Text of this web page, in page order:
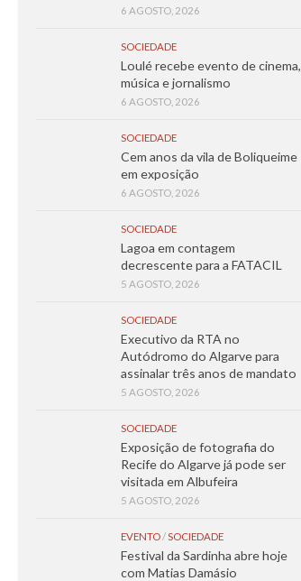
6 AGOSTO, 2026
SOCIEDADE
Loulé recebe evento de cinema,
música e jornalismo
6 AGOSTO, 2026
SOCIEDADE
Cem anos da vila de Boliqueime
em exposição
6 AGOSTO, 2026
SOCIEDADE
Lagoa em contagem
decrescente para a FATACIL
5 AGOSTO, 2026
SOCIEDADE
Executivo da RTA no
Autódromo do Algarve para
assinalar três anos de mandato
5 AGOSTO, 2026
SOCIEDADE
Exposição de fotografia do
Recife do Algarve já pode ser
visitada em Albufeira
5 AGOSTO, 2026
EVENTO/SOCIEDADE
Festival da Sardinha abre hoje
com Matias Damásio